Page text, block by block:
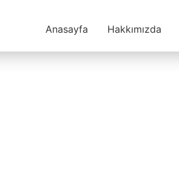
Anasayfa Hakkımızda